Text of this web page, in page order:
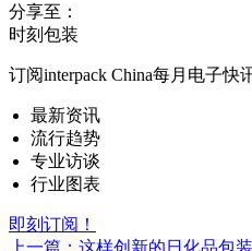
分享至：
时刻包装
订阅interpack China每月电子快
最新资讯
流行趋势
专业访谈
行业图表
即刻订阅！
上一篇：这样创新的日化品包